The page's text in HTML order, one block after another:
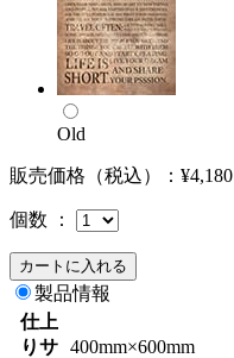
Old
販売価格（税込）： ¥4,180
個数 ：
製品情報
仕上
りサ 400mm×600mm